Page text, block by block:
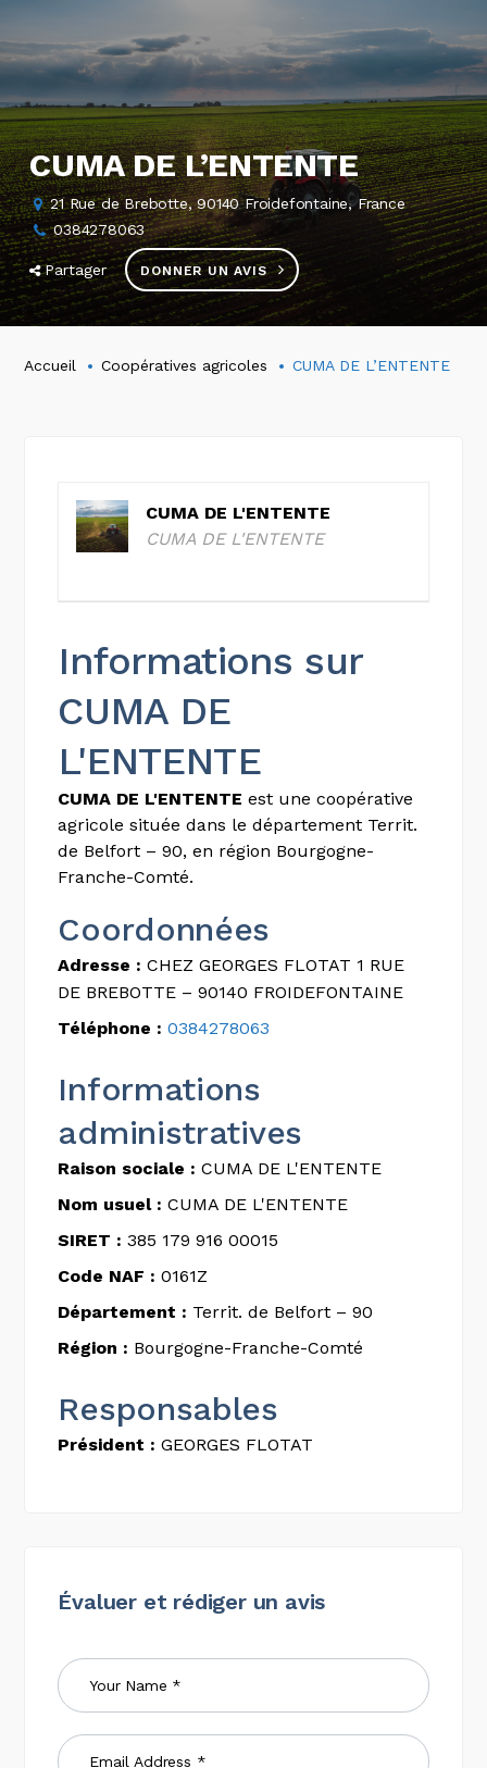
CUMA DE L’ENTENTE
21 Rue de Brebotte, 90140 Froidefontaine, France
0384278063
Partager DONNER UN AVIS
Accueil Coopératives agricoles CUMA DE L’ENTENTE
CUMA DE L'ENTENTE
CUMA DE L'ENTENTE
Informations sur
CUMA DE
L'ENTENTE
CUMA DE L'ENTENTE est une coopérative
agricole située dans le département Territ.
de Belfort – 90, en région Bourgogne-
Franche-Comté.
Coordonnées
Adresse : CHEZ GEORGES FLOTAT 1 RUE
DE BREBOTTE – 90140 FROIDEFONTAINE
Téléphone : 0384278063
Informations
administratives
Raison sociale : CUMA DE L'ENTENTE
Nom usuel : CUMA DE L'ENTENTE
SIRET : 385 179 916 00015
Code NAF : 0161Z
Département : Territ. de Belfort – 90
Région : Bourgogne-Franche-Comté
Responsables
Président : GEORGES FLOTAT
Évaluer et rédiger un avis